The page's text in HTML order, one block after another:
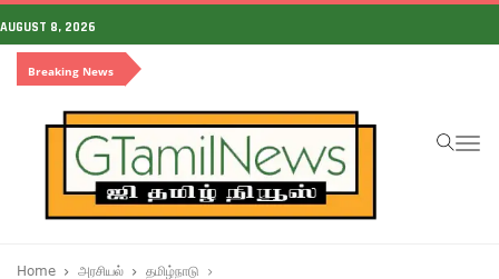
AUGUST 8, 2026
Breaking News
Home அரசியல்
தமிழ்நாடு